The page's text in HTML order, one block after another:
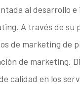
al desarrollo
A través de
de marketing de
de marketing.
calidad en los